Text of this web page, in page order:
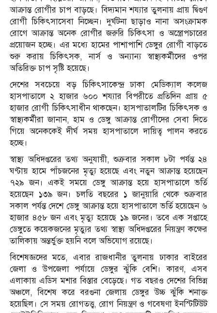
আক্রান্ত রোগীর চাপ বাড়ছে। বিদ্যমান শয্যার তুলনায় প্রায় দ্বিগুণ
রোগী চিকিৎসাসেবা নিচ্ছেন। দুর্ঘটনা ছাড়াও নানা অসংক্রামক
রোগে আক্রান্ত অনেক রোগীর জরুরি চিকিৎসা ও অস্ত্রোপচারের
প্রয়োজন হচ্ছে। এর মধ্যে হামের পাশাপাশি ডেঙ্গুর রোগী বাড়তে
শুরু করায় চিকিৎসক, নার্স ও অন্যান্য স্বাস্থ্যকর্মীদের ওপর
অতিরিক্ত চাপ সৃষ্টি হয়েছে।
দেশের সবচেয়ে বড় চিকিৎসাকেন্দ্র ঢাকা মেডিক্যাল কলেজ
হাসপাতালে ২ হাজার ৬০০ শয্যার বিপরীতে প্রতিদিন প্রায় ৫
হাজার রোগী চিকিৎসাধীন থাকছেন। হাসপাতালটির চিকিৎসক ও
স্বাস্থ্যকর্মীরা জানান, হাম ও ডেঙ্গু আক্রান্ত রোগীদের সেবা দিতে
গিয়ে অনেককেই দীর্ঘ সময় হাসপাতালে দায়িত্ব পালন করতে
হচ্ছে।
স্বাস্থ্য অধিদপ্তরের তথ্য অনুযায়ী, শুক্রবার সকাল ৮টা পর্যন্ত ২৪
ঘণ্টায় হামে পাঁচজনের মৃত্যু হয়েছে এবং নতুন আক্রান্ত হয়েছেন
৭২৯ জন। একই সময়ে ডেঙ্গু আক্রান্ত হয়ে হাসপাতালে ভর্তি
হয়েছেন ১৩৯ জন। চলতি বছরের ১ জানুয়ারি থেকে শুক্রবার
সকাল পর্যন্ত দেশে ডেঙ্গু আক্রান্ত হয়ে হাসপাতালে ভর্তি হয়েছেন ৬
হাজার ৪৫৮ জন এবং মৃত্যু হয়েছে ১৯ জনের। তবে এক সপ্তাহে
ডেঙ্গুতে কয়েকজনের মৃত্যুর তথ্য স্বাস্থ্য অধিদপ্তরের নিয়ন্ত্রণ কক্ষের
তালিকায় অন্তর্ভুক্ত হয়নি বলে অভিযোগ রয়েছে।
বিশেষজ্ঞদের মতে, এবার রাজধানীর তুলনায় ঢাকার বাইরের
জেলা ও উপজেলা পর্যায়ে ডেঙ্গুর ঝুঁকি বেশি। কারণ, এসব
এলাকায় এডিস মশার বিস্তার বেড়েছে। গত বছরও দেশের বিভিন্ন
অঞ্চলে, বিশেষ করে বরগুনা জেলায় ডেঙ্গুর উচ্চ ঝুঁকি শনাক্ত
হয়েছিল। সে সময় রোগতত্ত্ব, রোগ নিয়ন্ত্রণ ও গবেষণা ইনস্টিটিউট